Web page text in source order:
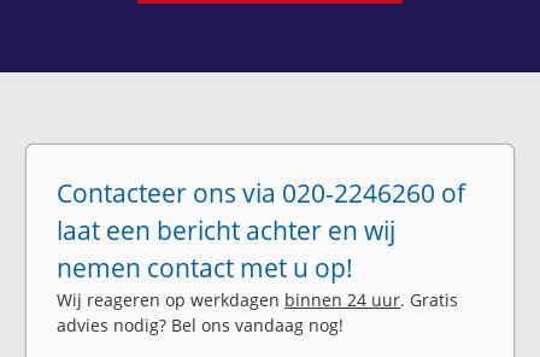
Contacteer ons via 020-2246260 of
laat een bericht achter en wij
nemen contact met u op!
Wij reageren op werkdagen binnen 24 uur. Gratis
advies nodig? Bel ons vandaag nog!